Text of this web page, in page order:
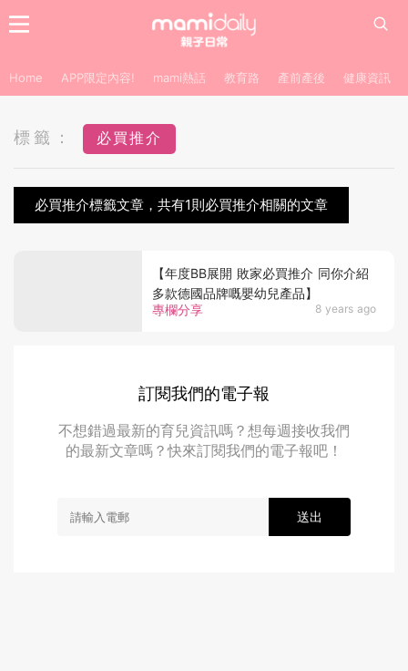
Home APP限定內容! mami熱話 教育路 產前產後 健康資訊
標籤： 必買推介
必買推介標籤文章，共有1則必買推介相關的文章
專欄分享 8 years ago
【年度BB展開 敗家必買推介 同你介紹
多款德國品牌嘅嬰幼兒產品】
訂閱我們的電子報
不想錯過最新的育兒資訊嗎？想每週接收我們
的最新文章嗎？快來訂閱我們的電子報吧！
送出